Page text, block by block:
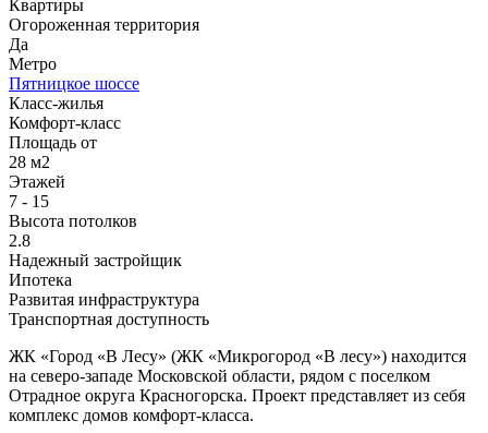
Квартиры
Огороженная территория
Да
Метро
Пятницкое шоссе
Класс-жилья
Комфорт-класс
Площадь от
28 м2
Этажей
7 - 15
Высота потолков
2.8
Надежный застройщик
Ипотека
Развитая инфраструктура
Транспортная доступность
ЖК «Город «В Лесу» (ЖК «Микрогород «В лесу») находится
на северо-западе Московской области, рядом с поселком
Отрадное округа Красногорска. Проект представляет из себя
комплекс домов комфорт-класса.